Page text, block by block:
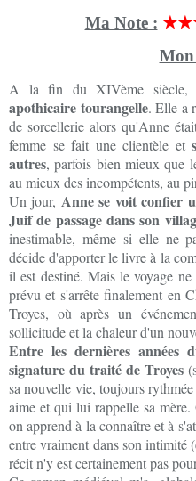
Ma Note :
Mon
A la fin du XIVème siècle,
apothicaire tourangelle. Elle a
de sorcellerie alors qu'Anne
femme se fait une clientèle et
autres, parfois bien mieux que
au mieux des incompétents, au
Un jour, Anne se voit confier
Juif de passage dans son
inestimable, même si elle ne
décide d'apporter le livre à la
il est destiné. Mais le voyage ne
prévu et s'arrête finalement en
Troyes, où après un
sollicitude et la chaleur d'un
Entre les dernières années
signature du traité de Troyes
sa nouvelle vie, toujours
aime et qui lui rappelle sa
on apprend à la connaître et à
entre vraiment dans son intimité
récit n'y est certainement pas